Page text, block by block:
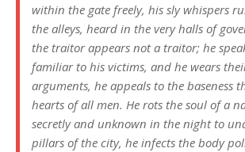
within the gate freely, his sly whispers
the alleys, heard in the very halls of
the traitor appears not a traitor; he
familiar to his victims, and he wears
arguments, he appeals to the baseness
hearts of all men. He rots the soul of a
secretly and unknown in the night to
pillars of the city, he infects the body